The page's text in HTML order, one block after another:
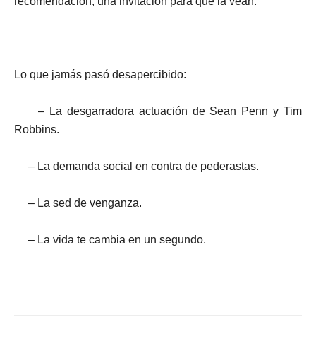
Lo que jamás pasó desapercibido:
– La desgarradora actuación de Sean Penn y Tim
Robbins.
– La demanda social en contra de pederastas.
– La sed de venganza.
– La vida te cambia en un segundo.